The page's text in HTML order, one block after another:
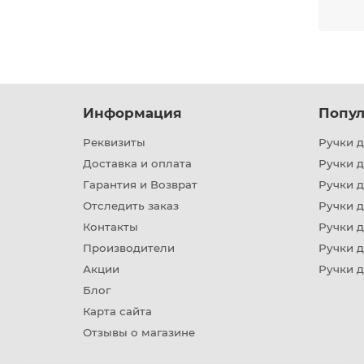
Информация
Реквизиты
Доставка и оплата
Гарантия и Возврат
Отследить заказ
Контакты
Производители
Акции
Блог
Карта сайта
Отзывы о магазине
Ручки
Ручки
Ручки
Ручки
Ручки
Ручки
Ручки